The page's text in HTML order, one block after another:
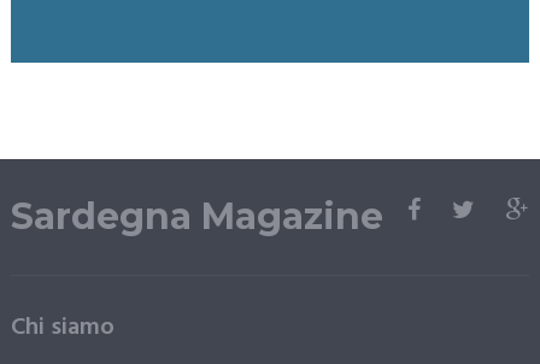
Sardegna Magazine
Chi siamo